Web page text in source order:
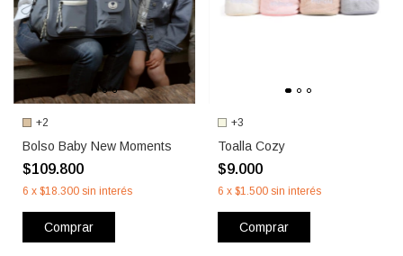
+2
Bolso Baby New Moments
$109.800
6 x $18.300 sin interés
Comprar
+3
Toalla Cozy
$9.000
6 x $1.500 sin interés
Comprar